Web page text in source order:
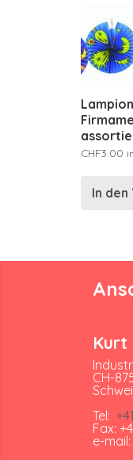
CHF3.00
In
Kurt
CH-
Tel:
Fax:
e-mail: